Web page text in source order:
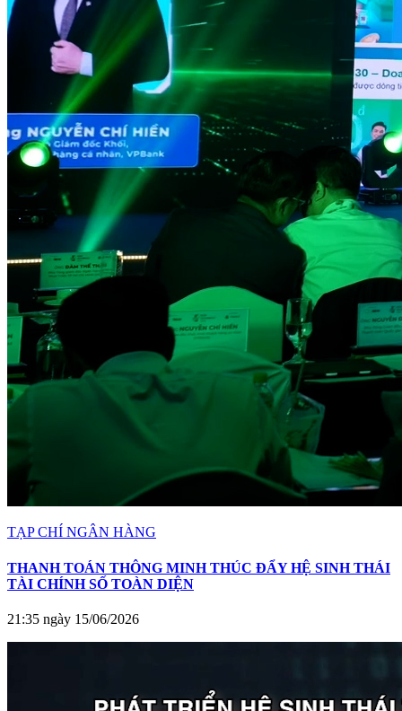
TẠP CHÍ NGÂN HÀNG
THANH TOÁN THÔNG MINH THÚC ĐẨY HỆ SINH THÁI
TÀI CHÍNH SỐ TOÀN DIỆN
21:35 ngày 15/06/2026